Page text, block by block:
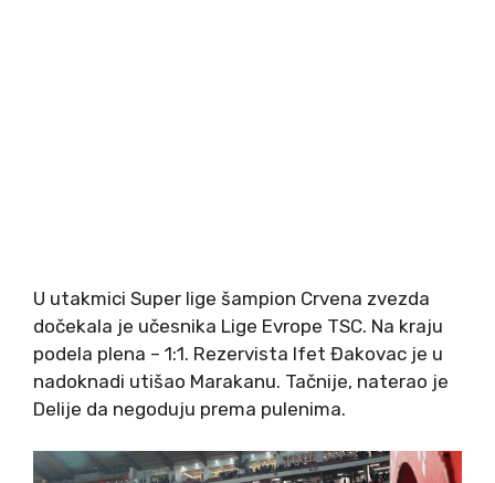
U utakmici Super lige šampion Crvena zvezda
dočekala je učesnika Lige Evrope TSC. Na kraju
podela plena – 1:1. Rezervista Ifet Đakovac je u
nadoknadi utišao Marakanu. Tačnije, naterao je
Delije da negoduju prema pulenima.